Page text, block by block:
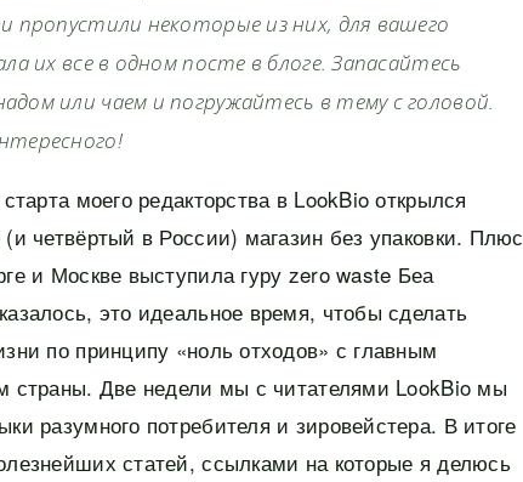
пропустили некоторые из них, для вашего
их все в одном посте в блоге. Запасайтесь
или чаем и погружайтесь в тему с головой.
моего редакторства в LookBio открылся
четвёртый в России) магазин без упаковки. Плюс
и Москве выступила гуру zero waste Беа
это идеальное время, чтобы сделать
по принципу «ноль отходов» с главным
страны. Две недели мы с читателями LookBio мы
разумного потребителя и зировейстера. В итоге
статей, ссылками на которые я делюсь